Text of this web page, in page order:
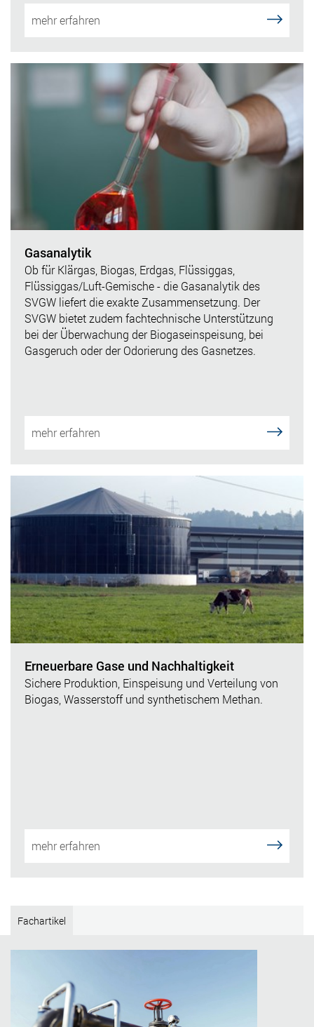
mehr erfahren
Gasanalytik
Ob für Klärgas, Biogas, Erdgas, Flüssiggas,
Flüssiggas/Luft-Gemische - die Gasanalytik des
SVGW liefert die exakte Zusammensetzung. Der
SVGW bietet zudem fachtechnische Unterstützung
bei der Überwachung der Biogaseinspeisung, bei
Gasgeruch oder der Odorierung des Gasnetzes.
mehr erfahren
Erneuerbare Gase und Nachhaltigkeit
Sichere Produktion, Einspeisung und Verteilung von
Biogas, Wasserstoff und synthetischem Methan.
mehr erfahren
Fachartikel